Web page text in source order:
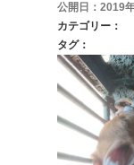
公開日：2019
カテゴリー：
タグ：